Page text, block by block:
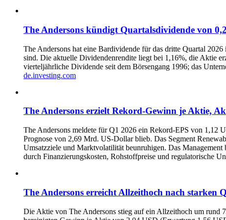
The Andersons kündigt Quartalsdividende von
The Andersons hat eine Bardividende für das dritte Quartal
sind. Die aktuelle Dividendenrendite liegt bei 1,16%, die Aktie
vierteljährliche Dividende seit dem Börsengang 1996; das
de.investing.com
The Andersons erzielt Rekord‑Gewinn je Aktie,
The Andersons meldete für Q1 2026 ein Rekord-EPS von
Prognose von 2,69 Mrd. US-Dollar blieb. Das Segment
Umsatzziele und Marktvolatilität beunruhigen. Das
durch Finanzierungskosten, Rohstoffpreise und regulatorische
The Andersons erreicht Allzeithoch nach starken
Die Aktie von The Andersons stieg auf ein Allzeithoch um rund